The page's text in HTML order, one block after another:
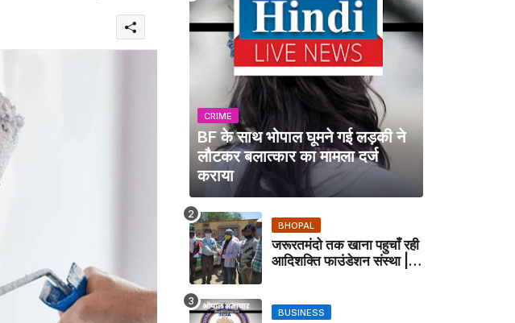
CRIME
BF के साथ भोपाल घूमने गई लड़की ने
लौटकर बलात्कार का मामला दर्ज
कराया
BHOPAL
जरूरतमंदो तक खाना पहुचाँ रही
आदिशक्ति फाउंडेशन संस्था |
BUSINESS